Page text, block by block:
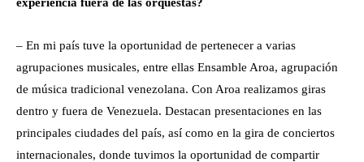
– En mi país tuve la oportunidad de pertenecer a varias
agrupaciones musicales, entre ellas Ensamble Aroa, agrupación
de música tradicional venezolana. Con Aroa realizamos giras
dentro y fuera de Venezuela. Destacan presentaciones en las
principales ciudades del país, así como en la gira de conciertos
internacionales, donde tuvimos la oportunidad de compartir